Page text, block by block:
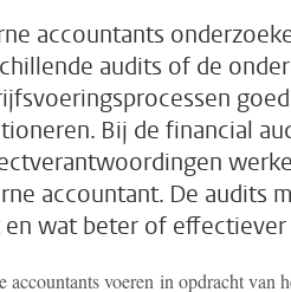
accountants
audits of de
Bij de financial
accountant. De audits
en wat beter of effectiever
accountants voeren in opdracht van